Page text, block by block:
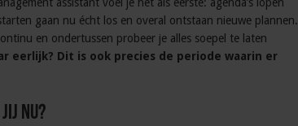
gaan nu écht los en overal ontstaan nieuwe plannen.
en ondertussen probeer je alles soepel te laten
eerlijk? Dit is ook precies de periode waarin er
nu?